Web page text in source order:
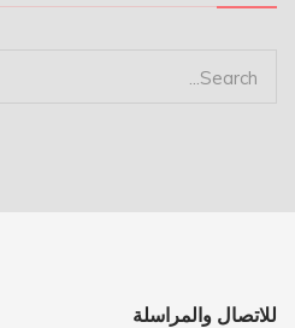
للاتصال والمراسلة